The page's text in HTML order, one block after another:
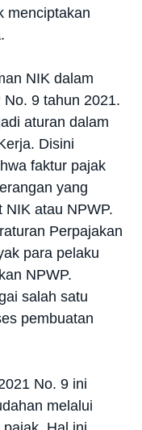
menciptakan
NIK dalam
9 tahun 2021.
aturan dalam
Disini
faktur pajak
yang
atau NPWP.
Perpajakan
para pelaku
NPWP.
salah satu
pembuatan
No. 9 ini
melalui